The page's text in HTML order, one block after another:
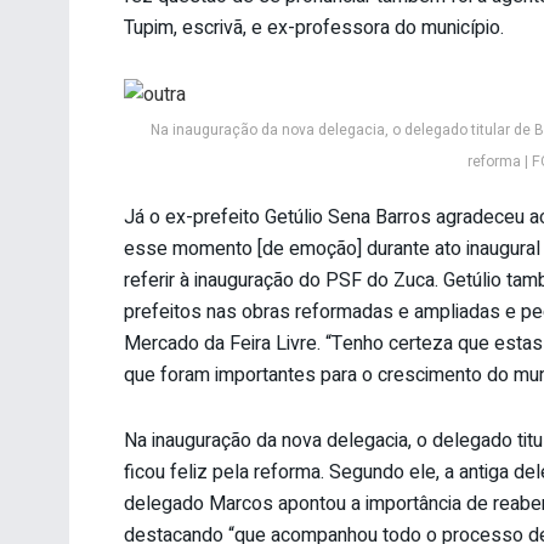
Tupim, escrivã, e ex-professora do município.
Na inauguração da nova delegacia, o delegado titular
reforma |
Já o ex-prefeito Getúlio Sena Barros agradeceu
esse momento [de emoção] durante ato
referir à inauguração do PSF do Zuca. Getúlio
prefeitos nas obras reformadas e ampliadas e
Mercado da Feira Livre. “Tenho certeza que
que foram importantes para o crescimento do
Na inauguração da nova delegacia, o delegado
ficou feliz pela reforma. Segundo ele, a antiga
delegado Marcos apontou a importância de
destacando “que acompanhou todo o processo